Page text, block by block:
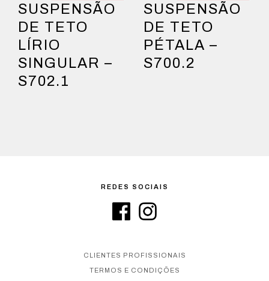
SUSPENSÃO
DE TETO
LÍRIO
SINGULAR –
S702.1
SUSPENSÃO
DE TETO
PÉTALA –
S700.2
REDES SOCIAIS
CLIENTES PROFISSIONAIS
TERMOS E CONDIÇÕES